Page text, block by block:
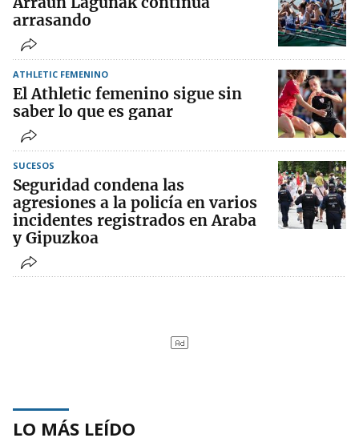
arrasando
ATHLETIC FEMENINO
El Athletic femenino sigue sin
saber lo que es ganar
SUCESOS
Seguridad condena las
agresiones a la policía en varios
incidentes registrados en Araba
y Gipuzkoa
LO MÁS LEÍDO